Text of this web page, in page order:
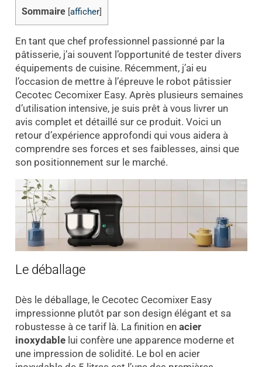
Sommaire afficher]
En tant que chef professionnel passionné par la
pâtisserie, j’ai souvent l’opportunité de tester divers
équipements de cuisine. Récemment, j’ai eu
l’occasion de mettre à l’épreuve le robot pâtissier
Cecotec Cecomixer Easy. Après plusieurs semaines
d’utilisation intensive, je suis prêt à vous livrer un
avis complet et détaillé sur ce produit. Voici un
retour d’expérience approfondi qui vous aidera à
comprendre ses forces et ses faiblesses, ainsi que
son positionnement sur le marché.
Le déballage
Dès le déballage, le Cecotec Cecomixer Easy
impressionne plutôt par son design élégant et sa
robustesse à ce tarif là. La finition en acier
inoxydablelui confère une apparence moderne et
une impression de solidité. Le bol en acier